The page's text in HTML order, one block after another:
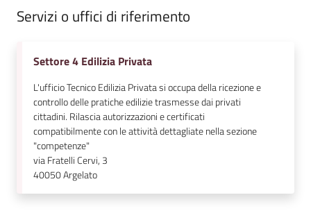
Servizi o uffici di riferimento
Settore 4 Edilizia Privata
L'ufficio Tecnico Edilizia Privata si occupa della ricezione e
controllo delle pratiche edilizie trasmesse dai privati
cittadini. Rilascia autorizzazioni e certificati
compatibilmente con le attività dettagliate nella sezione
"competenze"
via Fratelli Cervi, 3
40050Argelato